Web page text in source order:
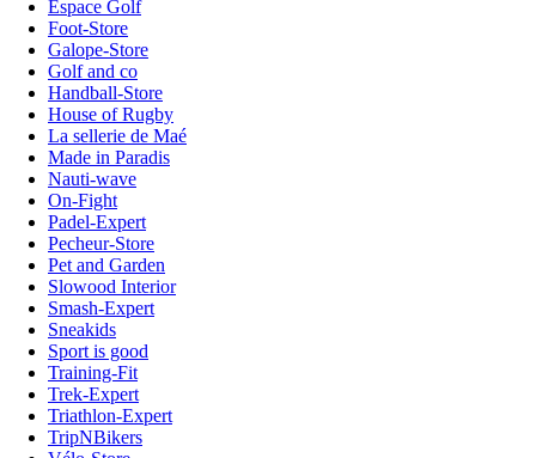
Espace Golf
Foot-Store
Galope-Store
Golf and co
Handball-Store
House of Rugby
La sellerie de Maé
Made in Paradis
Nauti-wave
On-Fight
Padel-Expert
Pecheur-Store
Pet and Garden
Slowood Interior
Smash-Expert
Sneakids
Sport is good
Training-Fit
Trek-Expert
Triathlon-Expert
TripNBikers